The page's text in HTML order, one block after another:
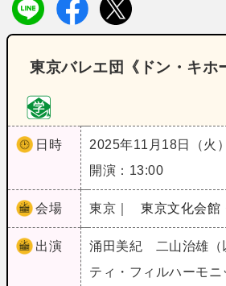
東京バレエ団《ドン・キホ
日時
2025年11月18日（火）
開演：13:00
会場 東京｜ 東京文化会館
出演
涌田美紀 二山治雄
ティ・フィルハーモ